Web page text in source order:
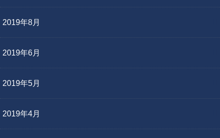
2019年8月
2019年6月
2019年5月
2019年4月